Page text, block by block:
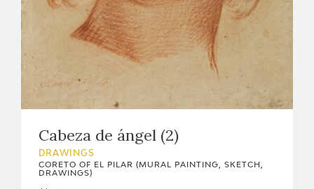
Cabeza de ángel (2)
DRAWINGS
CORETO OF EL PILAR (MURAL PAINTING, SKETCH,
DRAWINGS)